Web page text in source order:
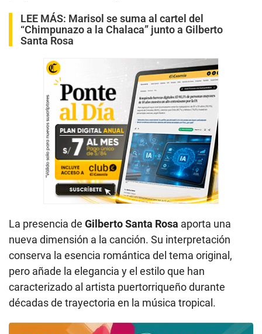
LEE MÁS: Marisol se suma al cartel del
“Chimpunazo a la Chalaca” junto a Gilberto
Santa Rosa
La presencia de Gilberto Santa Rosa aporta una
nueva dimensión a la canción. Su interpretación
conserva la esencia romántica del tema original,
pero añade la elegancia y el estilo que han
caracterizado al artista puertorriqueño durante
décadas de trayectoria en la música tropical.